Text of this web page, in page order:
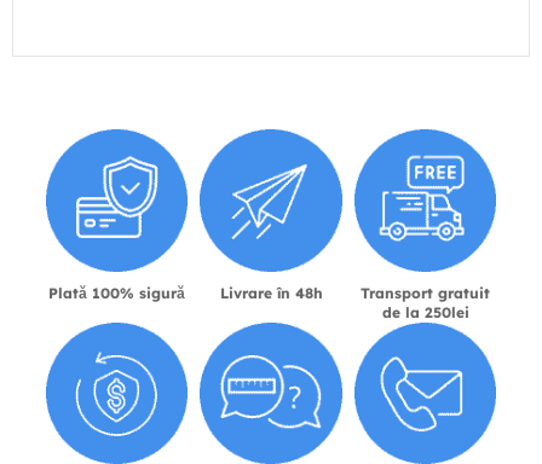
Plată 100% sigură Livrare în 48h
Transport gratuit
de la 250lei